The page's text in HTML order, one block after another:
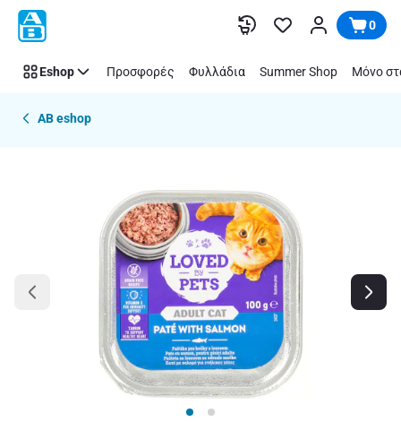
Παράλειψη 0
Eshop Προσφορές Φυλλάδια Summer Shop Μόνο
AB eshop